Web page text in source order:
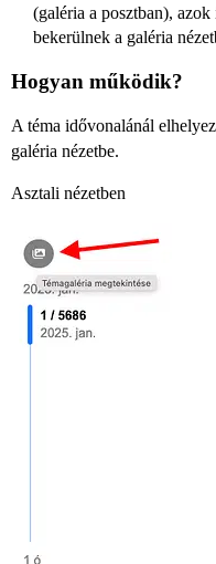
(galéria a posztban), azok
bekerülnek a galéria
Hogyan működik?
A téma idővonalánál
galéria nézetbe.
Asztali nézetben